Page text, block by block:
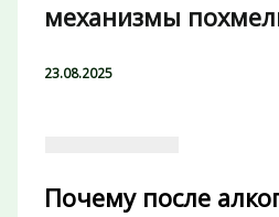
механизмы
23.08.2025
Почему после